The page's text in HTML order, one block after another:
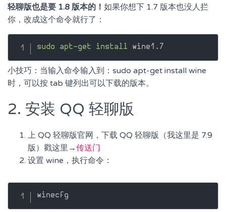
轻聊版也是要 1.8 版本的！ 如果你想下 1.7 版本也没人拦
你，改成这个命令就行了：
sudo apt-get install
小技巧：当输入命令输入到：sudo apt-get install wine
时，可以按 tab 键列出可以下载的版本。
2. 安装 QQ 轻聊版
上 QQ 轻聊版官网，下载 QQ 轻聊版（我这里是 7.9
版）戳这里→传送门
设置 wine，执行命令：